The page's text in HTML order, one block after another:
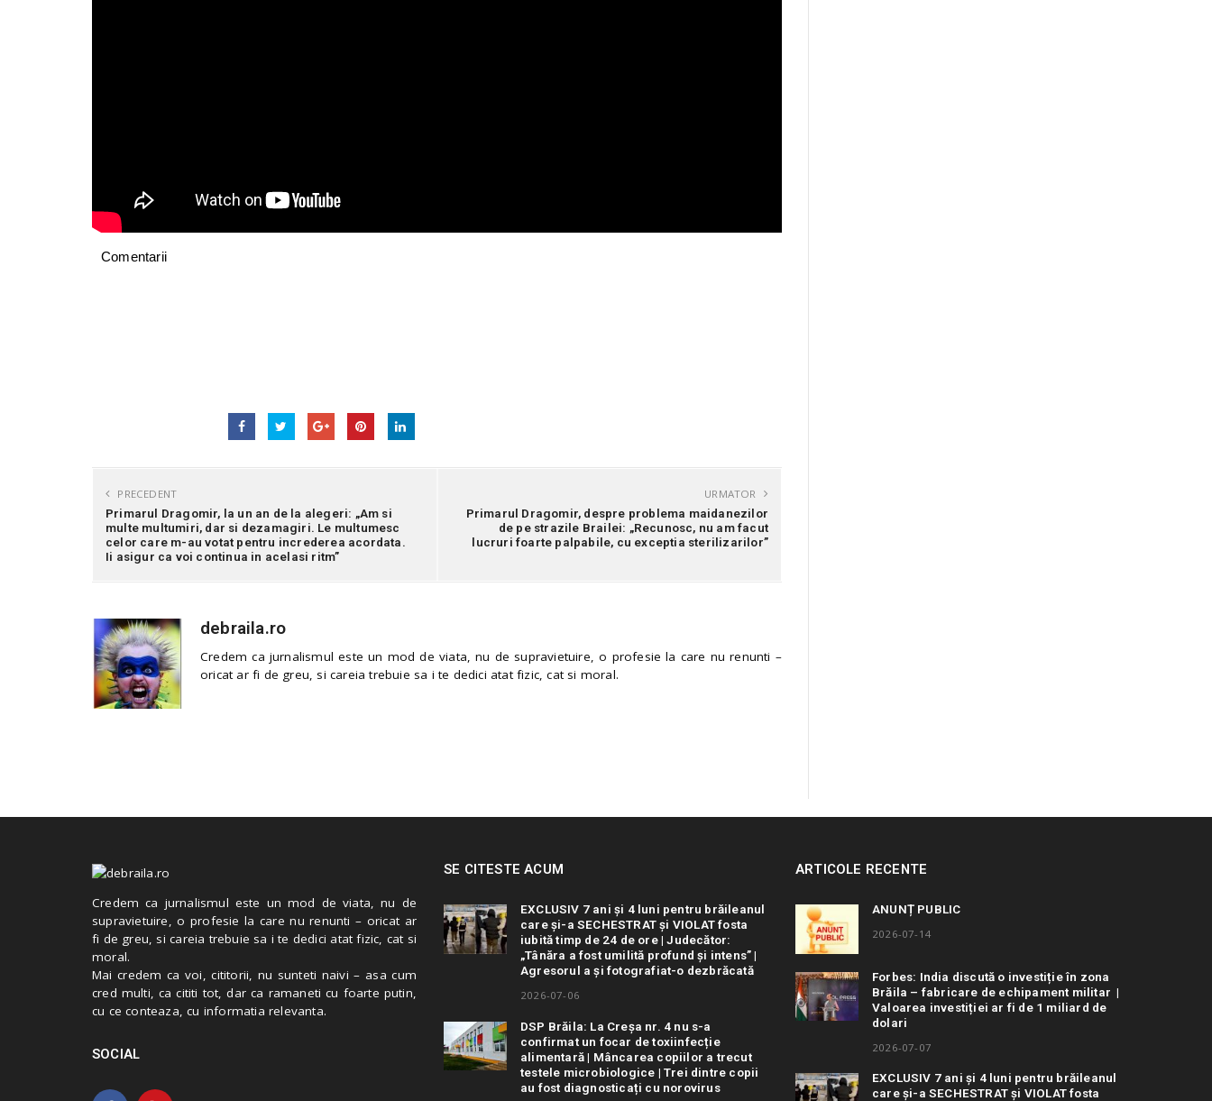
Comentarii
PRECEDENT
Primarul Dragomir, la un an de la alegeri: „Am si
multe multumiri, dar si dezamagiri. Le multumesc
celor care m-au votat pentru increderea acordata.
Ii asigur ca voi continua in acelasi ritm”
URMATOR
Primarul Dragomir, despre problema maidanezilor
de pe strazile Brailei: „Recunosc, nu am facut
lucruri foarte palpabile, cu exceptia sterilizarilor”
debraila.ro
Credem ca jurnalismul este un mod de viata, nu de supravietuire, o profesie la care nu renunti –
oricat ar fi de greu, si careia trebuie sa i te dedici atat fizic, cat si moral.
Credem ca jurnalismul este un mod de viata, nu de
supravietuire, o profesie la care nu renunti – oricat ar
fi de greu, si careia trebuie sa i te dedici atat fizic, cat si
moral.
Mai credem ca voi, cititorii, nu sunteti naivi – asa cum
cred multi, ca cititi tot, dar ca ramaneti cu foarte putin,
cu ce conteaza, cu informatia relevanta.
SOCIAL
SE CITESTE ACUM
EXCLUSIV 7 ani și 4 luni pentru brăileanul
care și-a SECHESTRAT și VIOLAT fosta
iubită timp de 24 de ore | Judecător:
„Tânăra a fost umilită profund și intens” |
Agresorul a și fotografiat-o dezbrăcată
2026-07-06
DSP Brăila: La Creșa nr. 4 nu s-a
confirmat un focar de toxiinfecție
alimentară | Mâncarea copiilor a trecut
testele microbiologice | Trei dintre copii
au fost diagnosticați cu norovirus
ARTICOLE RECENTE
ANUNȚ PUBLIC
2026-07-14
Forbes: India discută o investiție în zona
Brăila – fabricare de echipament militar |
Valoarea investiției ar fi de 1 miliard de
dolari
2026-07-07
EXCLUSIV 7 ani și 4 luni pentru brăileanul
care și-a SECHESTRAT și VIOLAT fosta